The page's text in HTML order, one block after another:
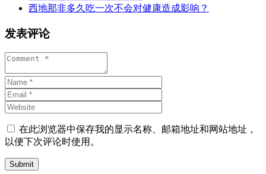
西地那非多久吃一次不会对健康造成影响？
发表评论
在此浏览器中保存我的显示名称、邮箱地址和网站地址，
以便下次评论时使用。
Submit